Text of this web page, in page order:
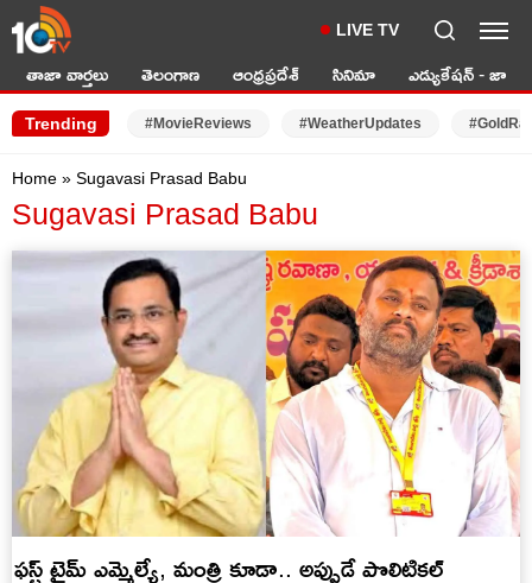
LIVE TV
తాజా వార్తలు తెలంగాణ ఆంధ్రప్రదేశ్ సినిమా ఎడ్యుకేషన్ - జాబ్స్
Trending #MovieReviews #WeatherUpdates
Home » Sugavasi Prasad Babu
Sugavasi Prasad Babu
ఫస్ట్ టైమ్‌ ఎమ్మెల్యే, మంత్రి కూడా.. అప్పుడే పొలిటికల్